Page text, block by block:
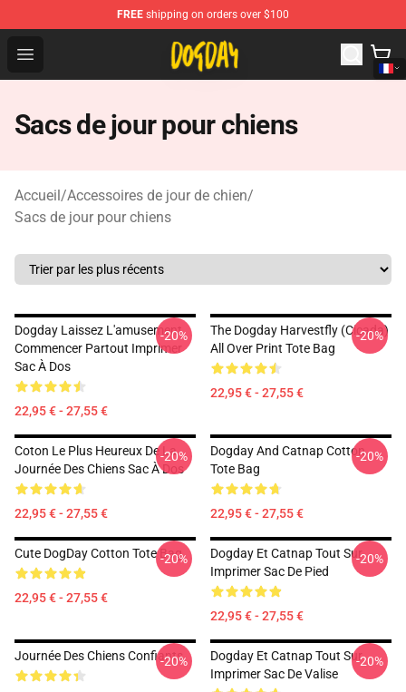
FREE shipping on orders over $100
Open menu
DogDay Store - Official DogDay Merchandise Shop
Sacs de jour pour chiens
Accueil/Accessoires de jour de chien/
Sacs de jour pour chiens
Dogday Laissez L'amusement
Commencer Partout Imprimer
Sac À Dos
22,95 € - 27,55 €
-20%
The Dogday Harvestfly (Cicada)
All Over Print Tote Bag
22,95 € - 27,55 €
-20%
Coton Le Plus Heureux De La
Journée Des Chiens Sac À Dos
22,95 € - 27,55 €
-20%
Dogday And Catnap Cotton
Tote Bag
22,95 € - 27,55 €
-20%
Cute DogDay Cotton Tote Bag
22,95 € - 27,55 €
-20%
Dogday Et Catnap Tout Sur
Imprimer Sac De Pied
22,95 € - 27,55 €
-20%
Journée Des Chiens Confiants
-20%
Dogday Et Catnap Tout Sur
Imprimer Sac De Valise
-20%